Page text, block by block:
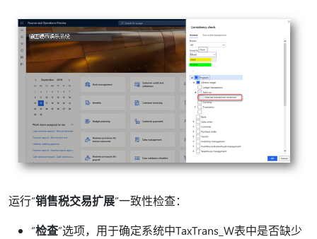
运行“销售税交易扩展”一致性检查：
“检查”选项，用于确定系统中TaxTrans_W表中是否缺少